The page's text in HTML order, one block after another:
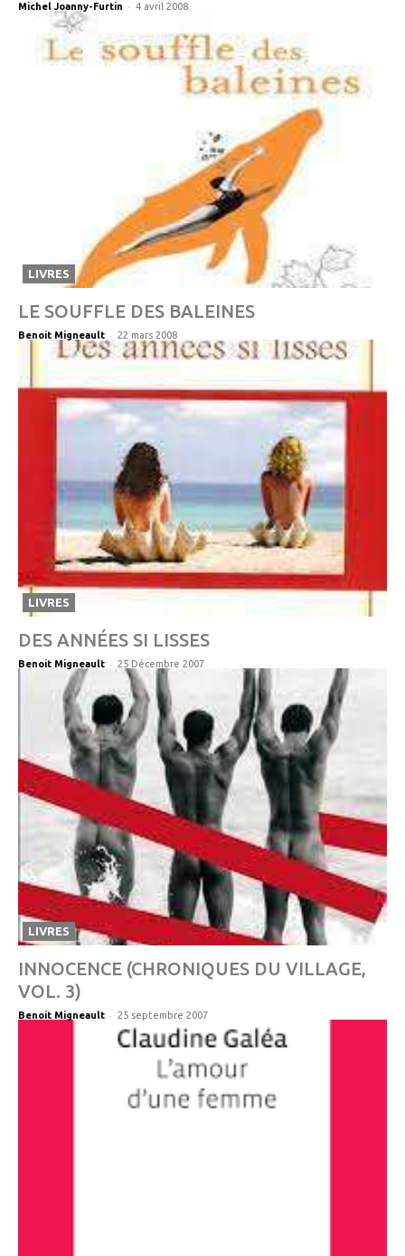
Michel Joanny-Furtin - 4 avril 2008
LIVRES
LE SOUFFLE DES BALEINES
Benoit Migneault - 22 mars 2008
LIVRES
DES ANNÉES SI LISSES
Benoit Migneault - 25 Décembre 2007
LIVRES
INNOCENCE (CHRONIQUES DU VILLAGE,
VOL. 3)
Benoit Migneault - 25 septembre 2007